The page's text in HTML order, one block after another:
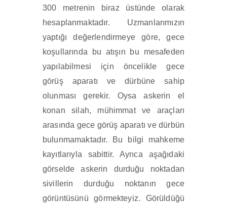
300 metrenin biraz üstünde olarak
hesaplanmaktadır. Uzmanlarımızın
yaptığı değerlendirmeye göre, gece
koşullarında bu atışın bu mesafeden
yapılabilmesi için öncelikle gece
görüş aparatı ve dürbüne sahip
olunması gerekir. Oysa askerin el
konan silah, mühimmat ve araçları
arasında gece görüş aparatı ve dürbün
bulunmamaktadır. Bu bilgi mahkeme
kayıtlarıyla sabittir. Ayrıca aşağıdaki
görselde askerin durduğu noktadan
sivillerin durduğu noktanın gece
görüntüsünü görmekteyiz. Görüldüğü